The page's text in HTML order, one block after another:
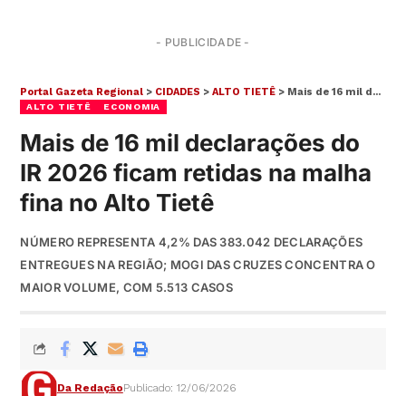
- PUBLICIDADE -
Portal Gazeta Regional > CIDADES >ALTO TIETÊ > Mais de 16 mil declarações do IR 2026 ficam retidas na malha fina no Alto Tietê
ALTO TIETÊ ECONOMIA
Mais de 16 mil declarações do
IR 2026 ficam retidas na malha
fina no Alto Tietê
NÚMERO REPRESENTA 4,2% DAS 383.042 DECLARAÇÕES
ENTREGUES NA REGIÃO; MOGI DAS CRUZES CONCENTRA O
MAIOR VOLUME, COM 5.513 CASOS
Da RedaçãoPublicado: 12/06/2026